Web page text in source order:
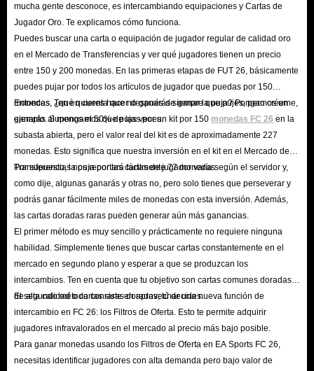
contenido exclusivo y personalizar su experiencia de juego.
P: ¿Cómo conseguir monedas de FUT 26 en el juego?
R: Si te estás iniciando en FC 26 y buscas construir un Ultimate Team
competitivo, tener suficientes monedas es clave. Aquí tienes algunas formas
rentables de ganar monedas de FUT 26:
Participando en varios modos de juego como Ultimate Team, Modo
Carrera y Clubes Pro. Al jugar partidos, completar objetivos y alcanzar
hitos en estos modos de juego, puedes ganar monedas de FUT 26 como
Completando desafíos y objetivos que se actualizan periódicamente en
el juego. Estos desafíos pueden requerir que alcances ciertos objetivos
en un plazo específico o que completes tareas específicas dentro del
juego. Al completarlos con éxito, puedes ganar una gran cantidad de
monedas.
Participar en torneos y competiciones en línea también puede ser una
forma lucrativa de ganar monedas FC. Si tienes un buen desempeño en
estos eventos competitivos, puedes obtener recompensas en forma de
mucha gente desconoce, es intercambiando equipaciones y Cartas de
Jugador Oro. Te explicamos cómo funciona.
Puedes buscar una carta o equipación de jugador regular de calidad oro
en el Mercado de Transferencias y ver qué jugadores tienen un precio
entre 150 y 200 monedas. En las primeras etapas de FUT 26, básicamente
puedes pujar por todos los artículos de jugador que puedas por 150
monedas. Ten en cuenta que no ganarás siempre que pujes, pero créeme,
ganarás al menos el 50% de las veces.
Entonces, ¿qué quieres hacer después de ganar la puja? Pongamos un
ejemplo. Supongamos que pujas por un kit por 150 monedas FC 26 en la
subasta abierta, pero el valor real del kit es de aproximadamente 227
monedas. Esto significa que nuestra inversión en el kit en el Mercado de
Transferencias nos reportará fácilmente 77 monedas.
Por supuesto, la puja por las cartas de jugador varía según el servidor y,
como dije, algunas ganarás y otras no, pero solo tienes que perseverar y
podrás ganar fácilmente miles de monedas con esta inversión. Además,
las cartas doradas raras pueden generar aún más ganancias.
El primer método es muy sencillo y prácticamente no requiere ninguna
habilidad. Simplemente tienes que buscar cartas constantemente en el
mercado en segundo plano y esperar a que se produzcan los
intercambios. Ten en cuenta que tu objetivo son cartas comunes doradas
de alta calidad o cartas raras doradas; tú decides.
El segundo método consiste en aprovechar una nueva función de
intercambio en FC 26: los Filtros de Oferta. Esto te permite adquirir
jugadores infravalorados en el mercado al precio más bajo posible.
Para ganar monedas usando los Filtros de Oferta en EA Sports FC 26,
necesitas identificar jugadores con alta demanda pero bajo valor de